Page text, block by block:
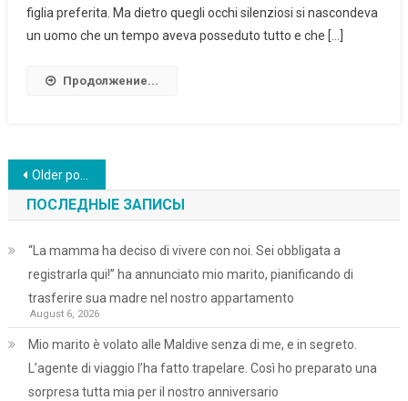
figlia preferita. Ma dietro quegli occhi silenziosi si nascondeva
un uomo che un tempo aveva posseduto tutto e che […]
Продолжение...
Posts
navigation
Older posts
ПОСЛЕДНЫЕ ЗАПИСЫ
“La mamma ha deciso di vivere con noi. Sei obbligata a
registrarla qui!” ha annunciato mio marito, pianificando di
trasferire sua madre nel nostro appartamento
August 6, 2026
Mio marito è volato alle Maldive senza di me, e in segreto.
L’agente di viaggio l’ha fatto trapelare. Così ho preparato una
sorpresa tutta mia per il nostro anniversario